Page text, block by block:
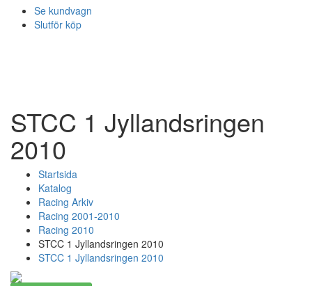
Se kundvagn
Slutför köp
STCC 1 Jyllandsringen
2010
Startsida
Katalog
Racing Arkiv
Racing 2001-2010
Racing 2010
STCC 1 Jyllandsringen 2010
STCC 1 Jyllandsringen 2010